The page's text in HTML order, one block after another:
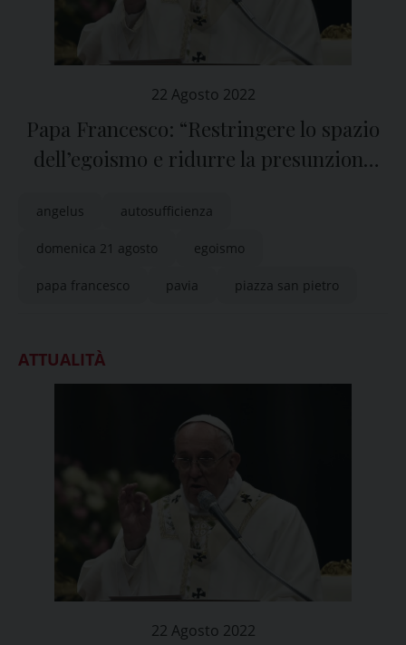
22 Agosto 2022
Papa Francesco: “Restringere lo spazio
dell’egoismo e ridurre la presunzione
angelus autosufficienza
domenica 21 agosto egoismo
papa francesco pavia piazza san pietro
ATTUALITÀ
22 Agosto 2022